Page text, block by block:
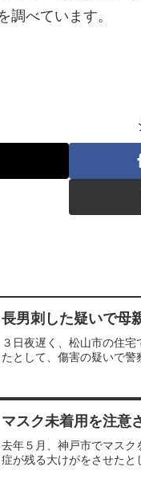
調べています。
長男刺した疑いで母
３日夜遅く、松山市の住
たとして、傷害の疑いで警
マスク未着用を注意
去年５月、神戸市でマス
症が残る大けがをさせたと